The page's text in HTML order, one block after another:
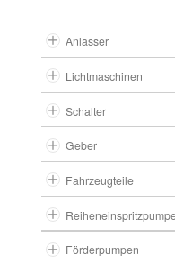
Anlasser
Lichtmaschinen
Schalter
Geber
Fahrzeugteile
Förderpumpen